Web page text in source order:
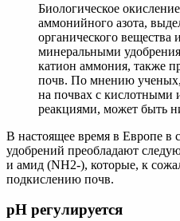
Биологическое
аммонийного азота,
органического вещества
минеральными
катион аммония, также
почв. По мнению
на почвах с кислотными
реакциями, может быть
В настоящее время в Европе в
удобрений преобладают
и амид (NH2-), которые, к
подкислению почв.
рH регулируется